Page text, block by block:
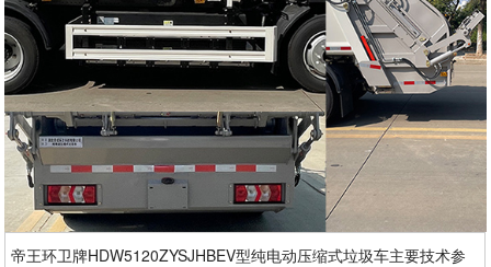
帝王环卫牌HDW5120ZYSJHBEV型纯电动压缩式垃圾车主要技术参